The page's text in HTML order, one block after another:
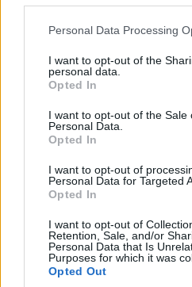
Please note that this website/
not limited to your visit or usage
grant or deny consent to Google
use your data for below
consent section.
Personal Data Processing
I want to opt-out of the
personal data.
Opted In
I want to opt-out of the Sale
Personal Data.
Opted In
I want to opt-out of
Personal Data for Targeted
Opted In
I want to opt-out of
Retention, Sale, and/or
Personal Data that Is
Purposes for which it was
Opted Out
ΚΟΣΜΟΣ
Στενά του Ορμούζ: Ιράν
στον καθορισμό νέας
πλοίων
5/08/2026 - 9:12μμ